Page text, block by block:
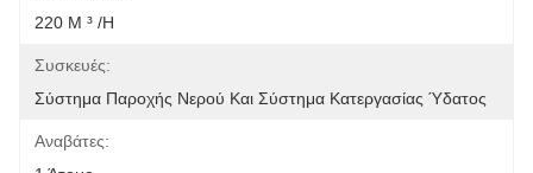
220 Μ ³ /h
Συσκευές:
Σύστημα Παροχής Νερού Και Σύστημα Κατεργασίας Ύδατος
Αναβάτες: